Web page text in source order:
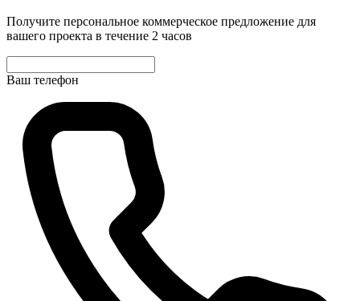
Получите персональное коммерческое предложение для
вашего проекта в течение 2 часов
Ваш телефон